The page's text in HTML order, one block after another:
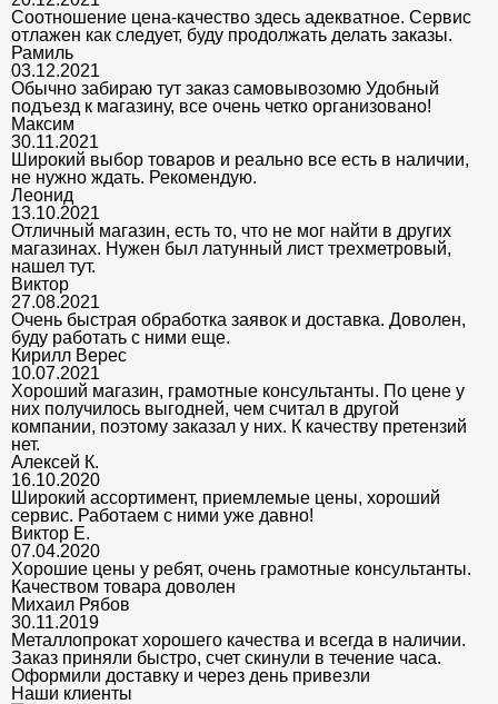
Соотношение цена-качество здесь адекватное. Сервис
отлажен как следует, буду продолжать делать заказы.
Рамиль
03.12.2021
Обычно забираю тут заказ самовывозомю Удобный
подъезд к магазину, все очень четко организовано!
Максим
30.11.2021
Широкий выбор товаров и реально все есть в наличии,
не нужно ждать. Рекомендую.
Леонид
13.10.2021
Отличный магазин, есть то, что не мог найти в других
магазинах. Нужен был латунный лист трехметровый,
нашел тут.
Виктор
27.08.2021
Очень быстрая обработка заявок и доставка. Доволен,
буду работать с ними еще.
Кирилл Верес
10.07.2021
Хороший магазин, грамотные консультанты. По цене у
них получилось выгодней, чем считал в другой
компании, поэтому заказал у них. К качеству претензий
нет.
Алексей К.
16.10.2020
Широкий ассортимент, приемлемые цены, хороший
сервис. Работаем с ними уже давно!
Виктор Е.
07.04.2020
Хорошие цены у ребят, очень грамотные консультанты.
Качеством товара доволен
Михаил Рябов
30.11.2019
Металлопрокат хорошего качества и всегда в наличии.
Заказ приняли быстро, счет скинули в течение часа.
Оформили доставку и через день привезли
Наши клиенты